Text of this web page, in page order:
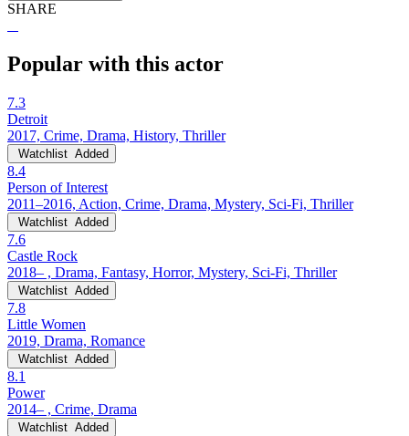
SHARE
Popular with this actor
7.3
Detroit
2017, Crime, Drama, History, Thriller
Watchlist Added
8.4
Person of Interest
2011–2016, Action, Crime, Drama, Mystery, Sci-Fi, Thriller
Watchlist Added
7.6
Castle Rock
2018– , Drama, Fantasy, Horror, Mystery, Sci-Fi, Thriller
Watchlist Added
7.8
Little Women
2019, Drama, Romance
Watchlist Added
8.1
Power
2014– , Crime, Drama
Watchlist Added